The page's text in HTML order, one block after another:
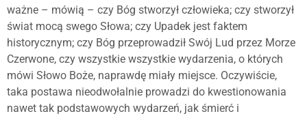
ważne – mówią – czy Bóg stworzył człowieka; czy stworzył
świat mocą swego Słowa; czy Upadek jest faktem
historycznym; czy Bóg przeprowadził Swój Lud przez Morze
Czerwone, czy wszystkie wszystkie wydarzenia, o których
mówi Słowo Boże, naprawdę miały miejsce. Oczywiście,
taka postawa nieodwołalnie prowadzi do kwestionowania
nawet tak podstawowych wydarzeń, jak śmierć i